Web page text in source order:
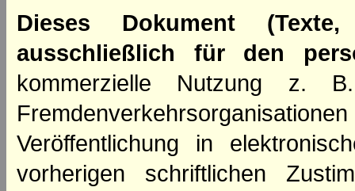
Dieses Dokument
ausschließlich für den
kommerzielle Nutzung z.
Veröffentlichung in
vorherigen schriftlichen